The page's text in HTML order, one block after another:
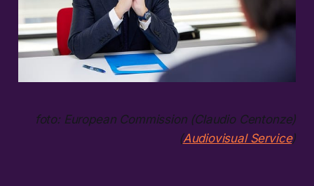
foto: European Commission (Claudio Centonze)
(Audiovisual Service)